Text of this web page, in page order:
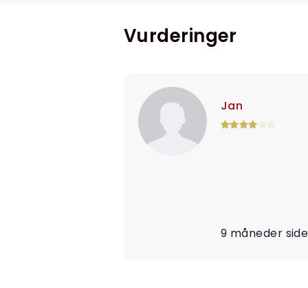
Vurderinger
Jan
9 måneder